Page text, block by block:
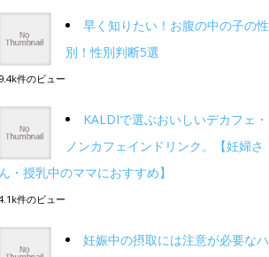
早く知りたい！お腹の中の子の性
別！性別判断5選
9.4k件のビュー
KALDIで選ぶおいしいデカフェ・
ノンカフェインドリンク。【妊婦さ
ん・授乳中のママにおすすめ】
件のビュー
妊娠中の摂取には注意が必要なハ